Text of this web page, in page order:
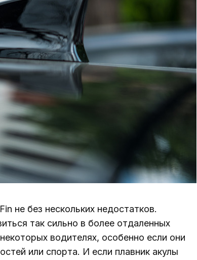
не без нескольких недостатков.
так сильно в более отдаленных
водителях, особенно если они
или спорта. И если плавник акулы